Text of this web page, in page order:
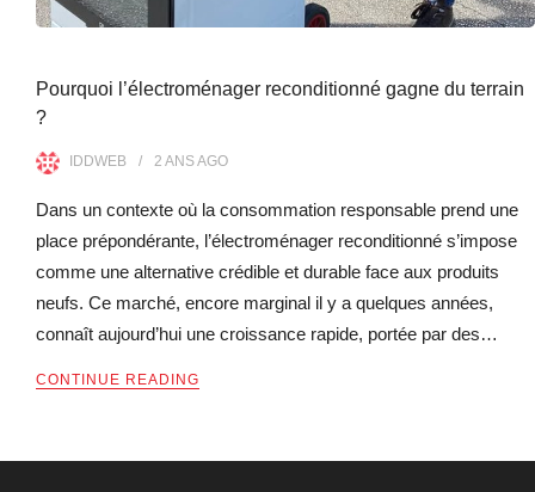
Pourquoi l’électroménager reconditionné gagne du terrain
?
IDDWEB 2 ANSAGO
Dans un contexte où la consommation responsable prend une
place prépondérante, l’électroménager reconditionné s’impose
comme une alternative crédible et durable face aux produits
neufs. Ce marché, encore marginal il y a quelques années,
connaît aujourd’hui une croissance rapide, portée par des…
CONTINUE READING